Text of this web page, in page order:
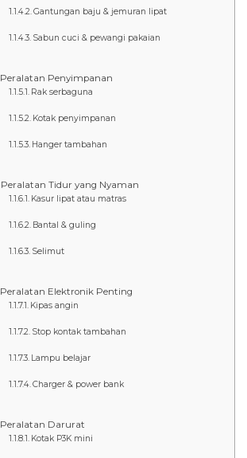
Gantungan baju & jemuran lipat
Sabun cuci & pewangi pakaian
Peralatan Penyimpanan
Rak serbaguna
Kotak penyimpanan
Hanger tambahan
Peralatan Tidur yang Nyaman
Kasur lipat atau matras
Bantal & guling
Selimut
Peralatan Elektronik Penting
Kipas angin
Stop kontak tambahan
Lampu belajar
Charger & power bank
Peralatan Darurat
Kotak P3K mini